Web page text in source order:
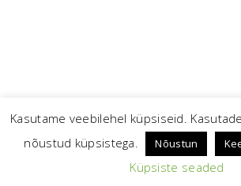
Kasutame veebilehel küpsiseid.
nõustud küpsistega.
Nõustun
Küpsiste seaded